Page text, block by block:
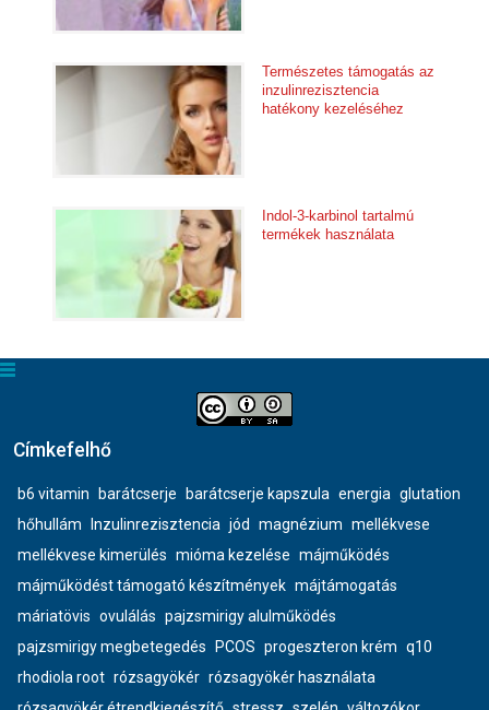
Természetes támogatás az
inzulinrezisztencia
hatékony kezeléséhez
Indol-3-karbinol tartalmú
termékek használata
Címkefelhő
b6 vitamin barátcserje barátcserje kapszula energia glutation
hőhullám
Inzulinrezisztencia jód magnézium mellékvese
mellékvese kimerülés mióma kezelése májműködés
májműködést támogató készítmények májtámogatás
máriatövis ovulálás pajzsmirigy alulműködés
pajzsmirigy megbetegedés
PCOS progeszteron krém q10
rhodiola root rózsagyökér rózsagyökér használata